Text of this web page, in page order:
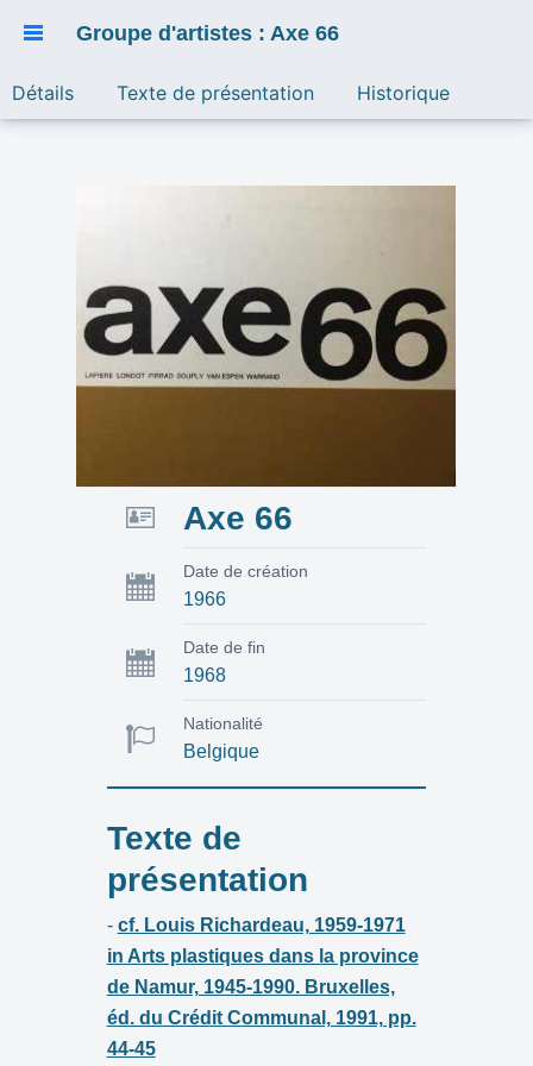
Groupe d'artistes : Axe 66
Détails Texte de présentation Historique
Axe 66
1966
Date de création
1968
Date de fin
Belgique
Nationalité
Texte de
présentation
- cf. Louis Richardeau, 1959-1971
in Arts plastiques dans la province
de Namur, 1945-1990. Bruxelles,
éd. du Crédit Communal, 1991, pp.
44-45